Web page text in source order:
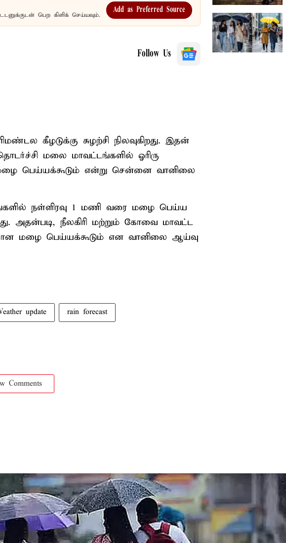
பெற கிளிக் செய்யவும்.
Add as Preferred Source
Follow Us
கீழடுக்கு சுழற்சி நிலவுகிறது. இதன்
மலை மாவட்டங்களில் ஓரிரு
பெய்யக்கூடும் என்று சென்னை வானிலை
நள்ளிரவு 1 மணி வரை மழை பெய்ய
அதன்படி, நீலகிரி மற்றும் கோவை மாவட்ட
மழை பெய்யக்கூடும் என வானிலை ஆய்வு
update rain forecast
Comments